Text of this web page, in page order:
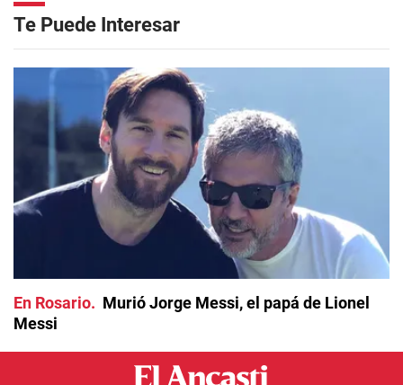
Te Puede Interesar
En Rosario
Murió Jorge Messi, el papá de Lionel
Messi